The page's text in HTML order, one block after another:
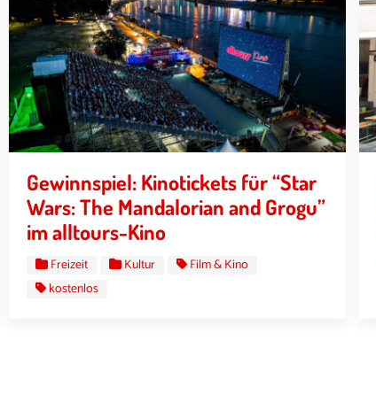
Gewinnspiel: Kinotickets für “Star
Wars: The Mandalorian and Grogu”
im alltours-Kino
Freizeit Kultur
Film & Kino
kostenlos